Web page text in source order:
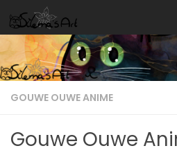
Skip to content
GOUWE OUWE ANIME
Gouwe Ouwe